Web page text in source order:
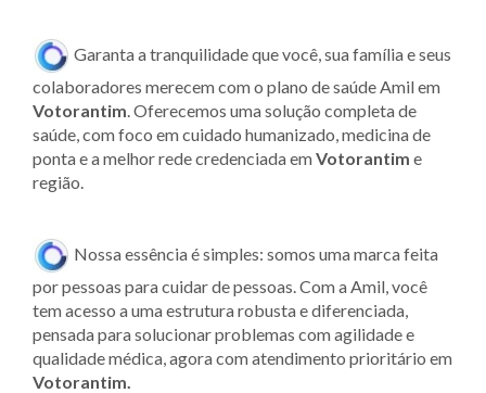
Garanta a tranquilidade que você, sua família e seus
colaboradores merecem com o plano de saúde Amil em
Votorantim. Oferecemos uma solução completa de
saúde, com foco em cuidado humanizado, medicina de
ponta e a melhor rede credenciada emVotorantim e
região.
Nossa essência é simples: somos uma marca feita
por pessoas para cuidar de pessoas. Com a Amil, você
tem acesso a uma estrutura robusta e diferenciada,
pensada para solucionar problemas com agilidade e
qualidade médica, agora com atendimento prioritário em
Votorantim.